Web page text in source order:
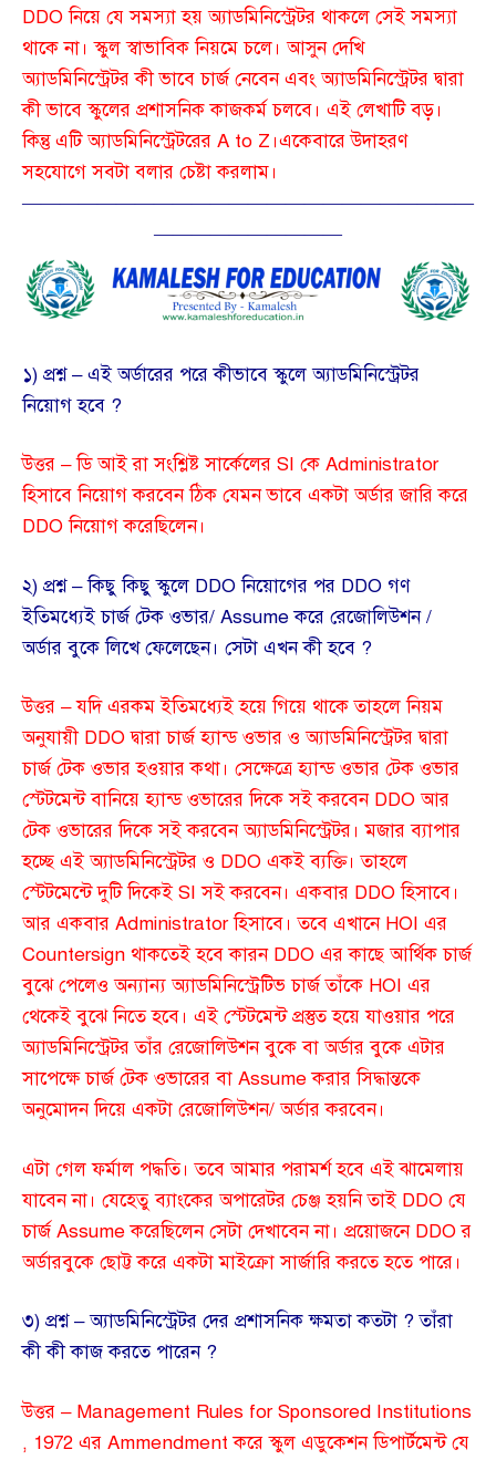
DDO নিয়ে যে সমস্যা হয় অ্যাডমিনিস্ট্রেটর থাকলে সেই সমস্যা
থাকে না। স্কুল স্বাভাবিক নিয়মে চলে। আসুন দেখি
অ্যাডমিনিস্ট্রেটর কী ভাবে চার্জ নেবেন এবং অ্যাডমিনিস্ট্রেটর দ্বারা
কী ভাবে স্কুলের প্রশাসনিক কাজকর্ম চলবে। এই লেখাটি বড়।
কিন্তু এটি অ্যাডমিনিস্ট্রেটরের A to Z।একেবারে উদাহরণ
সহযোগে সবটা বলার চেষ্টা করলাম।
————————————————————————
——————————
১) প্রশ্ন – এই অর্ডারের পরে কীভাবে স্কুলে অ্যাডমিনিস্ট্রেটর
নিয়োগ হবে ?
উত্তর – ডি আই রা সংশ্লিষ্ট সার্কেলের SI কে Administrator
হিসাবে নিয়োগ করবেন ঠিক যেমন ভাবে একটা অর্ডার জারি করে
DDO নিয়োগ করেছিলেন।
২) প্রশ্ন – কিছু কিছু স্কুলে DDO নিয়োগের পর DDO গণ
ইতিমধ্যেই চার্জ টেক ওভার/ Assume করে রেজোলিউশন /
অর্ডার বুকে লিখে ফেলেছেন। সেটা এখন কী হবে ?
উত্তর – যদি এরকম ইতিমধ্যেই হয়ে গিয়ে থাকে তাহলে নিয়ম
অনুযায়ী DDO দ্বারা চার্জ হ্যান্ড ওভার ও অ্যাডমিনিস্ট্রেটর দ্বারা
চার্জ টেক ওভার হওয়ার কথা। সেক্ষেত্রে হ্যান্ড ওভার টেক ওভার
স্টেটমেন্ট বানিয়ে হ্যান্ড ওভারের দিকে সই করবেন DDO আর
টেক ওভারের দিকে সই করবেন অ্যাডমিনিস্ট্রেটর। মজার ব্যাপার
হচ্ছে এই অ্যাডমিনিস্ট্রেটর ও DDO একই ব্যক্তি। তাহলে
স্টেটমেন্টে দুটি দিকেই SI সই করবেন। একবার DDO হিসাবে।
আর একবার Administrator হিসাবে। তবে এখানে HOI এর
Countersign থাকতেই হবে কারন DDO এর কাছে আর্থিক চার্জ
বুঝে পেলেও অন্যান্য অ্যাডমিনিস্ট্রেটিভ চার্জ তাঁকে HOI এর
থেকেই বুঝে নিতে হবে। এই স্টেটমেন্ট প্রস্তুত হয়ে যাওয়ার পরে
অ্যাডমিনিস্ট্রেটর তাঁর রেজোলিউশন বুকে বা অর্ডার বুকে এটার
সাপেক্ষে চার্জ টেক ওভারের বা Assume করার সিদ্ধান্তকে
অনুমোদন দিয়ে একটা রেজোলিউশন/ অর্ডার করবেন।
এটা গেল ফর্মাল পদ্ধতি। তবে আমার পরামর্শ হবে এই ঝামেলায়
যাবেন না। যেহেতু ব্যাংকের অপারেটর চেঞ্জ হয়নি তাই DDO যে
চার্জ Assume করেছিলেন সেটা দেখাবেন না। প্রয়োজনে DDO র
অর্ডারবুকে ছোট্ট করে একটা মাইক্রো সার্জারি করতে হতে পারে।
৩) প্রশ্ন – অ্যাডমিনিস্ট্রেটর দের প্রশাসনিক ক্ষমতা কতটা ? তাঁরা
কী কী কাজ করতে পারেন ?
উত্তর – Management Rules for Sponsored Institutions
, 1972 এর Ammendment করে স্কুল এডুকেশন ডিপার্টমেন্ট যে